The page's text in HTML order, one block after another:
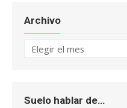
Archivo
Archivo
Suelo hablar de…